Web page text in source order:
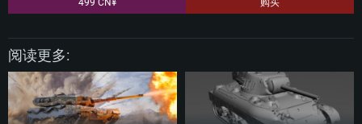
499 CN¥ 购买
阅读更多: